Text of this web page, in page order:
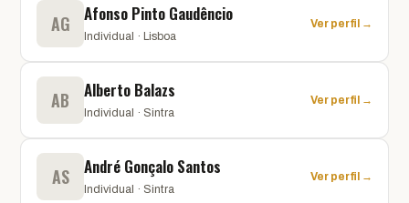
AG Afonso Pinto Gaudêncio
Individual · Lisboa
Ver perfil →
AB Alberto Balazs
Individual · Sintra
Ver perfil →
AS André Gonçalo Santos
Individual · Sintra
Ver perfil →